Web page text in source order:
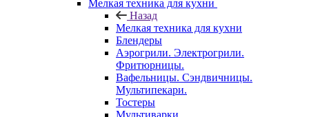
Мелкая техника для кухни
Назад
Мелкая техника для кухни
Блендеры
Аэрогрили. Электрогрили.
Фритюрницы.
Вафельницы. Сэндвичницы.
Мультипекари.
Тостеры
Мультиварки